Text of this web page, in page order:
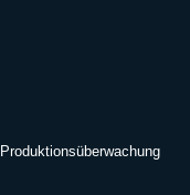
Produktionsüberwachung